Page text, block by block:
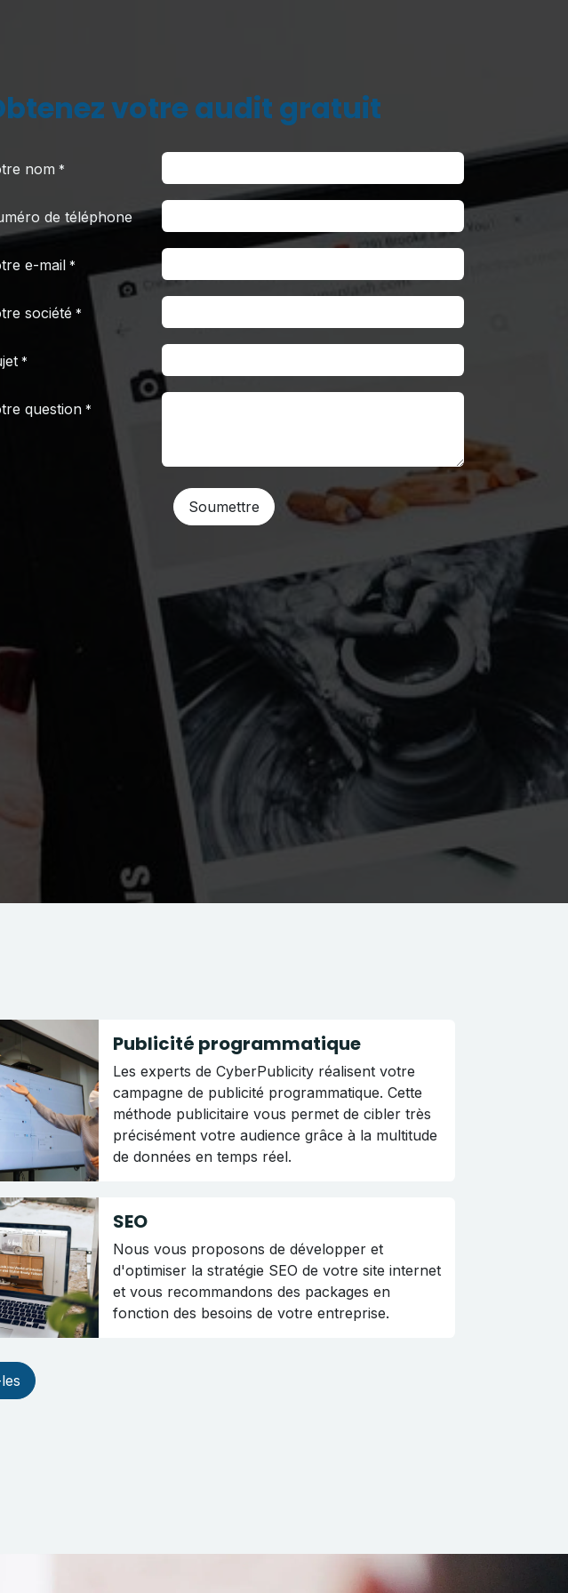
votre audit gratuit
nom *
de téléphone
e-mail *
société *
*
question *
Soumettre
Publicité programmatique
Les experts de CyberPublicity réalisent votre
campagne de publicité programmatique. Cette
méthode publicitaire vous permet de cibler très
précisément votre audience grâce à la multitude
de données en temps réel.
SEO
Nous vous proposons de développer et
d'optimiser la stratégie SEO de votre site internet
et vous recommandons des packages en
fonction des besoins de votre entreprise.